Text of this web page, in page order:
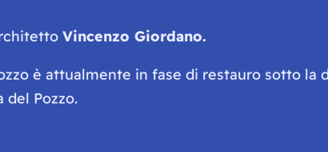
Vincenzo Giordano.
è attualmente in fase di restauro sotto la
Pozzo.